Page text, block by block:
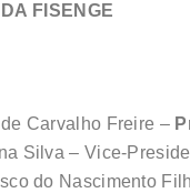
FISENGE
Carvalho Freire –
Silva – Vice-
do Nascimento